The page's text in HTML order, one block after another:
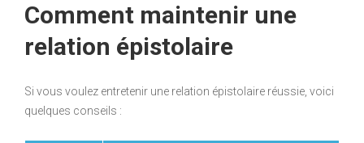
Comment maintenir une
relation épistolaire
Si vous voulez entretenir une relation épistolaire réussie, voici
quelques conseils :